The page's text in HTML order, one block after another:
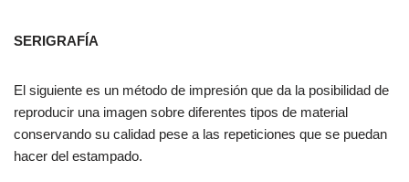
SERIGRAFÍA
El siguiente es un método de impresión que da la posibilidad de
reproducir una imagen sobre diferentes tipos de material
conservando su calidad pese a las repeticiones que se puedan
hacer del estampado.